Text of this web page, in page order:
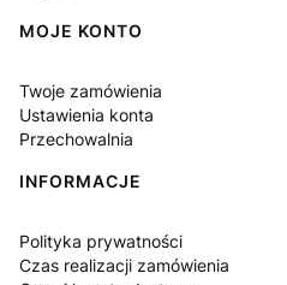
MOJE KONTO
Twoje zamówienia
Ustawienia konta
Przechowalnia
INFORMACJE
Polityka prywatności
Czas realizacji zamówienia